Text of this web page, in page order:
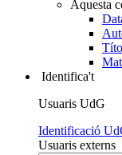
Aquesta
Identifica't
Usuaris UdG
Identificació
Usuaris externs